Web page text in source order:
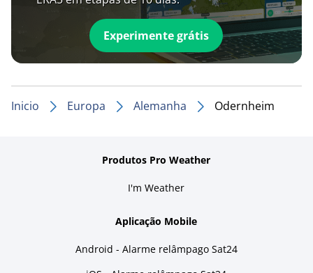
Experimente grátis
Inicio Europa Alemanha Odernheim
Produtos Pro Weather
I'm Weather
Aplicação Mobile
Android - Alarme relâmpago Sat24